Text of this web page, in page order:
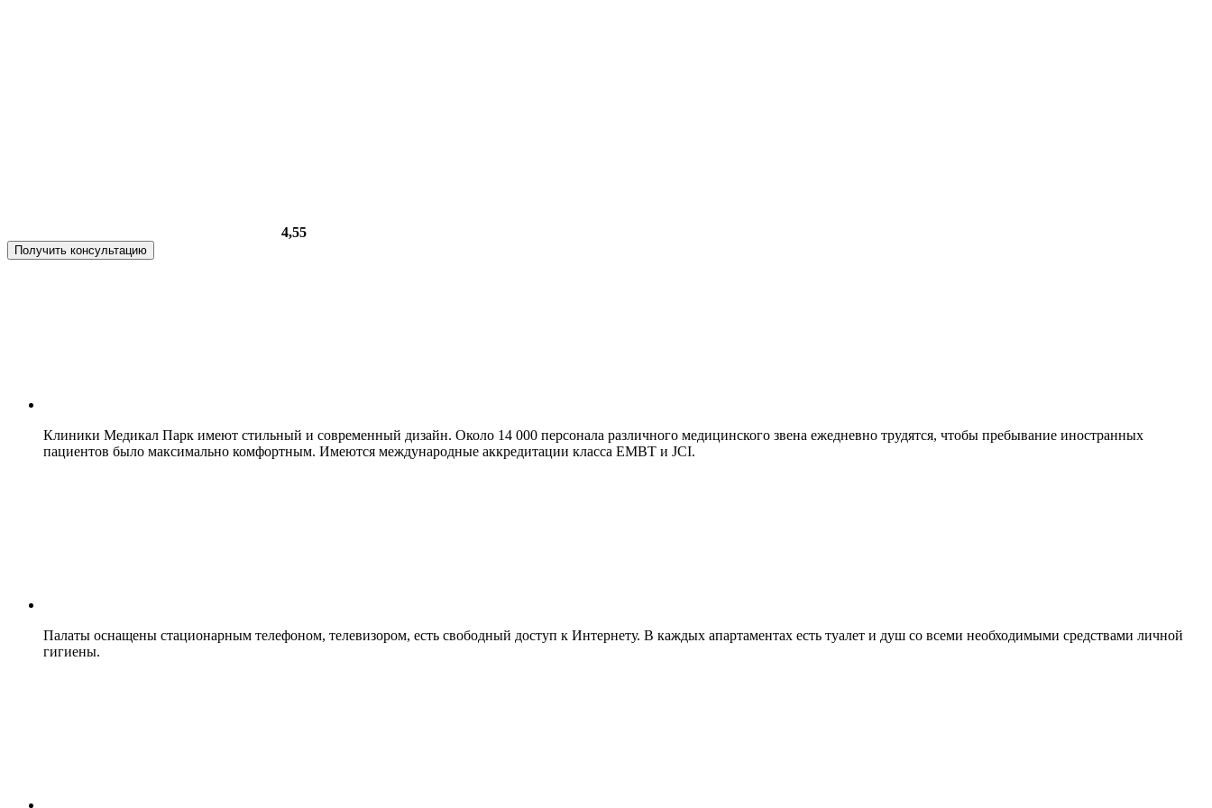
4,55
Получить консультацию
Клиники Медикал Парк имеют стильный и современный дизайн. Около 14 000 персонала различного медицинского звена ежедневно трудятся, чтобы пребывание иностранных
пациентов было максимально комфортным. Имеются международные аккредитации класса EMBT и JCI.
Палаты оснащены стационарным телефоном, телевизором, есть свободный доступ к Интернету. В каждых апартаментах есть туалет и душ со всеми необходимыми средствами личной
гигиены.